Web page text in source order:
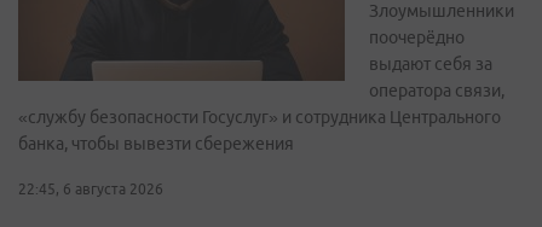
Злоумышленники
поочерёдно
выдают себя за
оператора связи,
«службу безопасности Госуслуг» и сотрудника Центрального
банка, чтобы вывезти сбережения
22:45, 6 августа 2026